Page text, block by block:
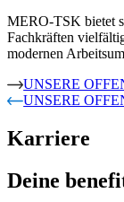
MERO-TSK bietet
Fachkräften
modernen
UNSERE
UNSERE
Karriere
Deine